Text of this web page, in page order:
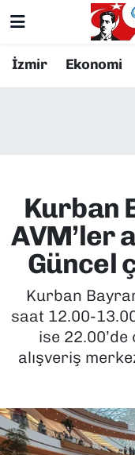
İzmir Ekonomi
Kurban
AVM’ler
Güncel
Kurban
saat 12.00-
ise
alışveriş
Resmi İlanlar
EKONOMİ
KÜLTÜR
MAGAZİN
POLİTİKA
SPOR
Konak
Süper Lig
Tüm
Son Dakika
Haber Arşivi